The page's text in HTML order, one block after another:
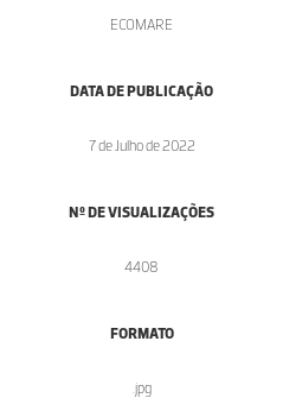
ECOMARE
DATA DE PUBLICAÇÃO
7 de Julho de 2022
Nº DE VISUALIZAÇÕES
4408
FORMATO
.jpg